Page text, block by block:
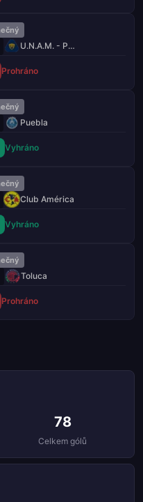
U.N.A.M. - Pumas
Prohráno
Puebla
Vyhráno
Club América
Vyhráno
Toluca
Prohráno
78
Celkem gólů